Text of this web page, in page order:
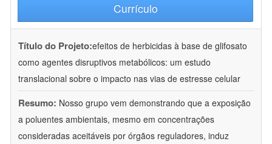
Currículo
Título do Projeto:efeitos de herbicidas à base de glifosato
como agentes disruptivos metabólicos: um estudo
translacional sobre o impacto nas vias de estresse celular
Resumo: Nosso grupo vem demonstrando que a exposição
a poluentes ambientais, mesmo em concentrações
consideradas aceitáveis por órgãos reguladores, induz